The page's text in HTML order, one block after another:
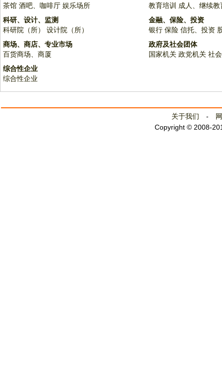
茶馆 酒吧、咖啡厅 娱乐场所
教育培训 成人、继续教
科研、设计、监测
科研院（所）
设计院（所）
金融、保险、投资
银行 保险 信托、投资
商场、商店、专业市场
百货商场、商厦
政府及社会团体
国家机关 政党机关 社
综合性企业
综合性企业
关于我们 -
Copyright © 2008-